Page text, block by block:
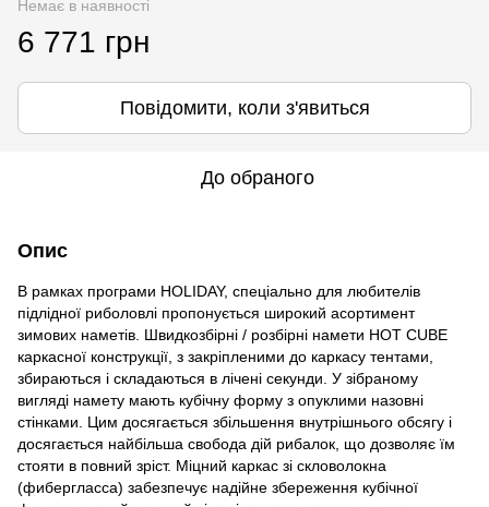
Немає в наявності
6 771 грн
Повідомити, коли з'явиться
До обраного
Опис
В рамках програми HOLIDAY, спеціально для любителів
підлідної риболовлі пропонується широкий асортимент
зимових наметів. Швидкозбірні / розбірні намети HOT CUBE
каркасної конструкції, з закріпленими до каркасу тентами,
збираються і складаються в лічені секунди. У зібраному
вигляді намету мають кубічну форму з опуклими назовні
стінками. Цим досягається збільшення внутрішнього обсягу і
досягається найбільша свобода дій рибалок, що дозволяє їм
стояти в повний зріст. Міцний каркас зі скловолокна
(фибергласса) забезпечує надійне збереження кубічної